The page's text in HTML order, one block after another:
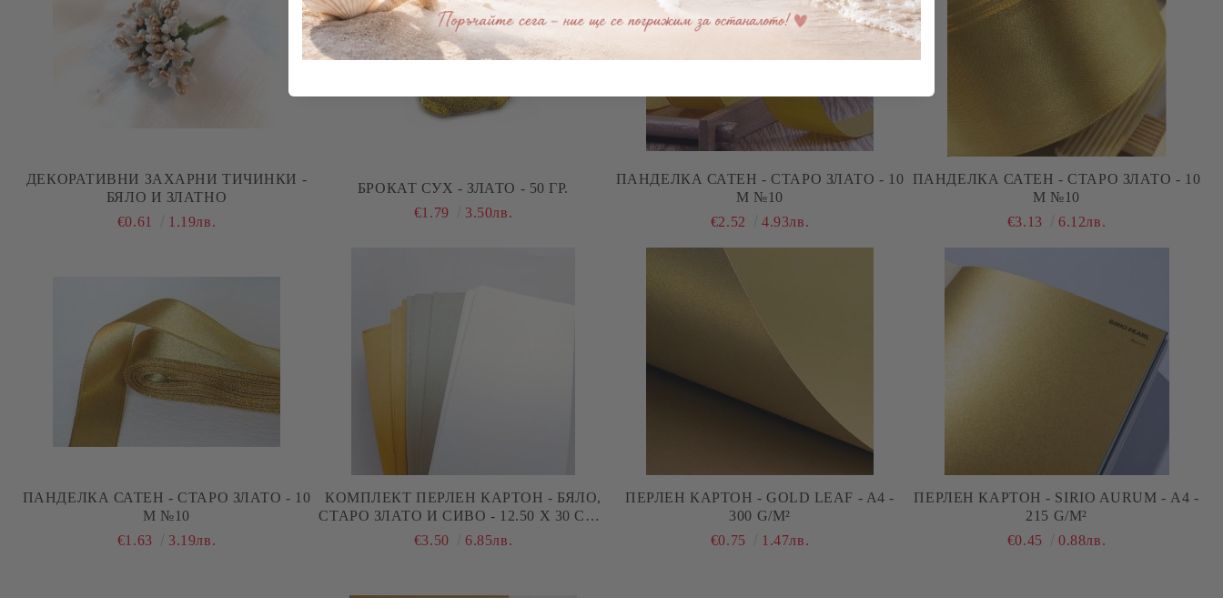
ДЕКОРАТИВНИ ЗАХАРНИ ТИЧИНКИ -
БЯЛО И ЗЛАТНО
€0.61
1.19лв.
БРОКАТ СУХ - ЗЛАТО - 50 ГР.
€1.79
3.50лв.
ПАНДЕЛКА САТЕН - СТАРО ЗЛАТО - 10
М №10
€2.52
4.93лв.
ПАНДЕЛКА САТЕН - СТАРО ЗЛАТО - 10
М №10
€3.13
6.12лв.
ПАНДЕЛКА САТЕН - СТАРО ЗЛАТО - 10
М №10
€1.63
3.19лв.
КОМПЛЕКТ ПЕРЛЕН КАРТОН - БЯЛО,
СТАРО ЗЛАТО И СИВО - 12.50 Х 30 СМ -
30 БР.
€3.50 6.85лв.
ПЕРЛЕН КАРТОН - GOLD LEAF - A4 -
300 G/M²
€0.75
1.47лв.
ПЕРЛЕН КАРТОН - SIRIO AURUM - А4 -
215 G/M²
€0.45
0.88лв.